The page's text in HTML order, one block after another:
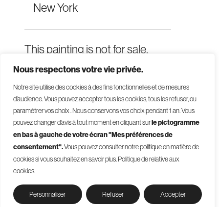
Nous respectons votre vie privée.
Notre site utilise des cookies à des fins fonctionnelles et de mesures
d’audience. Vous pouvez accepter tous les cookies, tous les refuser, ou
paramétrer vos choix . Nous conservons vos choix pendant 1 an.Vous
pouvez changer d’avis à tout moment en cliquant surle pictogramme
en bas à gauche de votre écran "Mes préférences de
consentement".Vous pouvez consulter notre politique en matière de
cookies si vous souhaitez en savoir plus.Politique de relative aux
cookies.
Personnaliser Refuser Accepter
New York
This painting is not for sale.
© 2026 - Givelet
Terms and conditions
Legal mentions
Privacy Policy
Cookies management